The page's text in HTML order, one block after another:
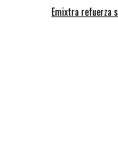
Emixtra refuerza